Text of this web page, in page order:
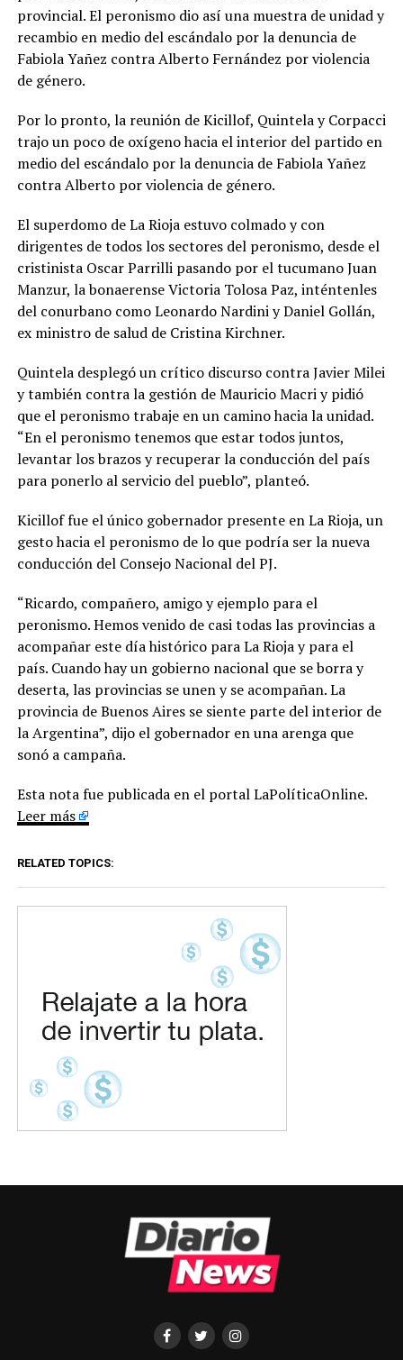
provincial. El peronismo dio así una muestra de unidad y
recambio en medio del escándalo por la denuncia de
Fabiola Yañez contra Alberto Fernández por violencia
de género.
Por lo pronto, la reunión de Kicillof, Quintela y Corpacci
trajo un poco de oxígeno hacia el interior del partido en
medio del escándalo por la denuncia de Fabiola Yañez
contra Alberto por violencia de género.
El superdomo de La Rioja estuvo colmado y con
dirigentes de todos los sectores del peronismo, desde el
cristinista Oscar Parrilli pasando por el tucumano Juan
Manzur, la bonaerense Victoria Tolosa Paz, inténtenles
del conurbano como Leonardo Nardini y Daniel Gollán,
ex ministro de salud de Cristina Kirchner.
Quintela desplegó un crítico discurso contra Javier Milei
y también contra la gestión de Mauricio Macri y pidió
que el peronismo trabaje en un camino hacia la unidad.
“En el peronismo tenemos que estar todos juntos,
levantar los brazos y recuperar la conducción del país
para ponerlo al servicio del pueblo”, planteó.
Kicillof fue el único gobernador presente en La Rioja, un
gesto hacia el peronismo de lo que podría ser la nueva
conducción del Consejo Nacional del PJ.
“Ricardo, compañero, amigo y ejemplo para el
peronismo. Hemos venido de casi todas las provincias a
acompañar este día histórico para La Rioja y para el
país. Cuando hay un gobierno nacional que se borra y
deserta, las provincias se unen y se acompañan. La
provincia de Buenos Aires se siente parte del interior de
la Argentina”, dijo el gobernador en una arenga que
sonó a campaña.
Esta nota fue publicada en el portal LaPolíticaOnline.
Leer más
RELATED TOPICS: